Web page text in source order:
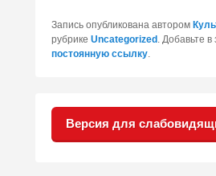
Запись опубликована автором
рубрике Uncategorized . Добавьте
постоянную ссылку
Версия для